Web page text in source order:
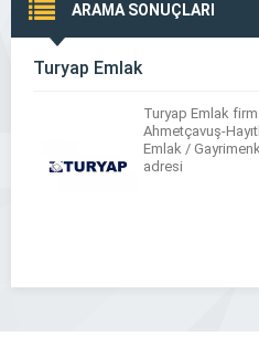
ARAMA SONUÇLARI
Turyap Emlak
Turyap Emlak
Ahmetçavuş-
Emlak /
adresi